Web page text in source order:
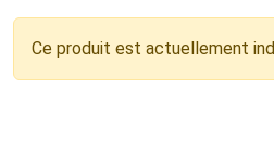
Ce produit est actuellement